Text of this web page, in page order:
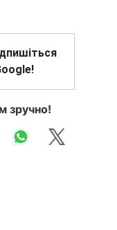
зручно!